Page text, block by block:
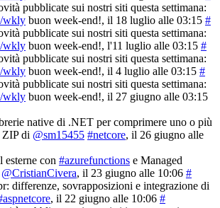
pubblicate sui nostri siti questa settimana:
wkly buon week-end!, il 18 luglio alle 03:15 #
pubblicate sui nostri siti questa settimana:
wkly buon week-end!, l'11 luglio alle 03:15 #
pubblicate sui nostri siti questa settimana:
wkly buon week-end!, il 4 luglio alle 03:15 #
pubblicate sui nostri siti questa settimana:
wkly buon week-end!, il 27 giugno alle 03:15
native di .NET per comprimere uno o più
di @sm15455 #netcore, il 26 giugno alle
esterne con #azurefunctions e Managed
@CristianCivera, il 23 giugno alle 10:06 #
differenze, sovrapposizioni e integrazione di
, il 22 giugno alle 10:06 #